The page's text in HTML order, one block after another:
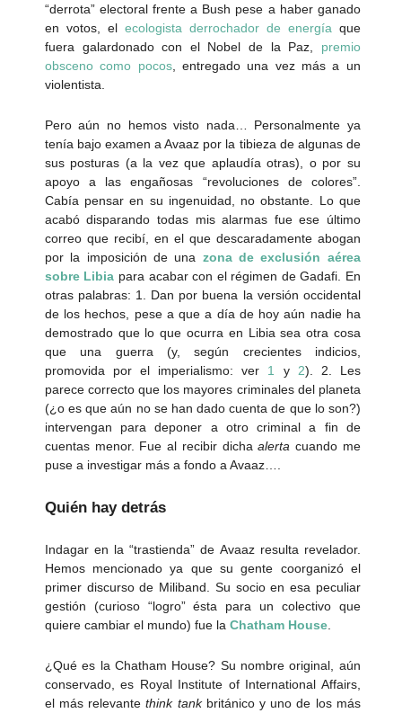
“derrota” electoral frente a Bush pese a haber ganado
en votos, el ecologista derrochador de energía que
fuera galardonado con el Nobel de la Paz, premio
obsceno como pocos, entregado una vez más a un
violentista.
Pero aún no hemos visto nada… Personalmente ya
tenía bajo examen a Avaaz por la tibieza de algunas de
sus posturas (a la vez que aplaudía otras), o por su
apoyo a las engañosas “revoluciones de colores”.
Cabía pensar en su ingenuidad, no obstante. Lo que
acabó disparando todas mis alarmas fue ese último
correo que recibí, en el que descaradamente abogan
por la imposición de una zona de exclusión aérea
sobre Libia para acabar con el régimen de Gadafi. En
otras palabras: 1. Dan por buena la versión occidental
de los hechos, pese a que a día de hoy aún nadie ha
demostrado que lo que ocurra en Libia sea otra cosa
que una guerra (y, según crecientes indicios,
promovida por el imperialismo: ver 1 y 2). 2. Les
parece correcto que los mayores criminales del planeta
(¿o es que aún no se han dado cuenta de que lo son?)
intervengan para deponer a otro criminal a fin de
cuentas menor. Fue al recibir dichaalerta cuando me
puse a investigar más a fondo a Avaaz….
Quién hay detrás
Indagar en la “trastienda” de Avaaz resulta revelador.
Hemos mencionado ya que su gente coorganizó el
primer discurso de Miliband. Su socio en esa peculiar
gestión (curioso “logro” ésta para un colectivo que
quiere cambiar el mundo) fue la Chatham House.
¿Qué es la Chatham House? Su nombre original, aún
conservado, es Royal Institute of International Affairs,
el más relevantethink tankbritánico y uno de los más